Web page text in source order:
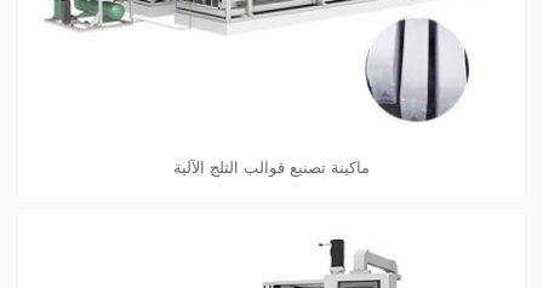
ماكينة تصنيع قوالب الثلج الآلية